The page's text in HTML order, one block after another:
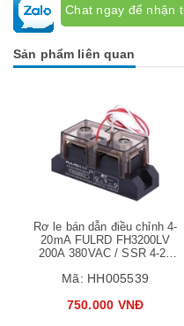
Chat ngay để nhận
Sản phẩm liên quan
Rơ le bán dẫn điều chỉnh 4-
20mA FULRD FH3200LV
200A 380VAC / SSR 4-20
B10H14
Mã: HH005539
750.000 VNĐ